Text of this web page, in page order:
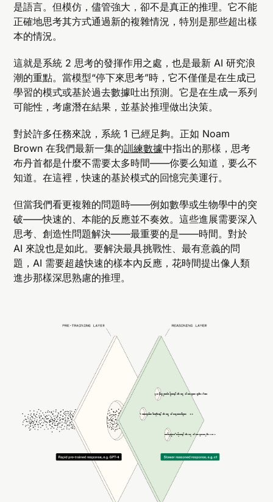
是語言。但模仿，儘管強大，卻不是真正的推理。它不能
正確地思考其方式通過新的複雜情況，特別是那些超出樣
本的情況。
這就是系統 2 思考的發揮作用之處，也是最新 AI 研究浪
潮的重點。當模型“停下來思考”時，它不僅僅是在生成已
學習的模式或基於過去數據吐出預測。它是在生成一系列
可能性，考慮潛在結果，並基於推理做出決策。
對於許多任務來說，系統 1 已經足夠。正如 Noam
Brown 在我們最新一集的訓練數據中指出的那樣，思考
布丹首都是什麼不需要太多時間——你要么知道，要么不
知道。在這裡，快速的基於模式的回憶完美運行。
但當我們看更複雜的問題時——例如數學或生物學中的突
破——快速的、本能的反應並不奏效。這些進展需要深入
思考、創造性問題解決——最重要的是——時間。對於
AI 來說也是如此。要解決最具挑戰性、最有意義的問
題，AI 需要超越快速的樣本內反應，花時間提出像人類
進步那樣深思熟慮的推理。